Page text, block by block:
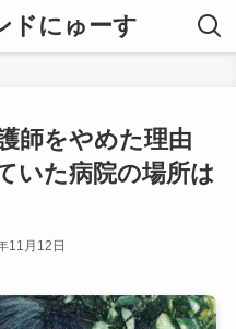
ドにゅーす
師をやめた理由
いた病院の場所は
11月12日